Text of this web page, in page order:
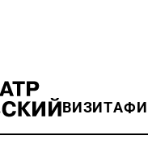
ВИЗИТ